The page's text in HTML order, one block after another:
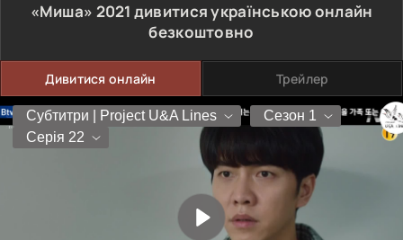
«Миша» 2021 дивитися українською онлайн
безкоштовно
Дивитися онлайн Трейлер